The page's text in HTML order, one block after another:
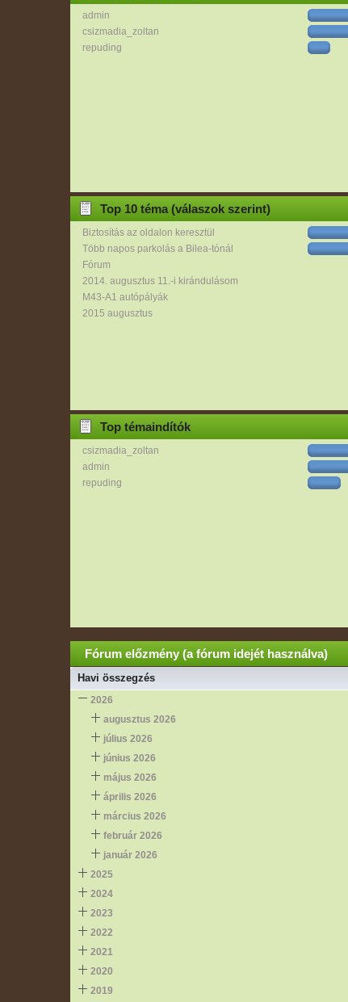
admin
csizmadia_zoltan
repuding
Top 10 téma (válaszok szerint)
Biztosítás az oldalon keresztül
Több napos parkolás a Bilea-tónál
Fórum
2014. augusztus 11.-i kirándulásom
M43-A1 autópályák
2015 augusztus
Top témaindítók
csizmadia_zoltan
admin
repuding
Fórum előzmény (a fórum idejét használva)
Havi összegzés
2026
augusztus 2026
július 2026
június 2026
május 2026
április 2026
március 2026
február 2026
január 2026
2025
2024
2023
2022
2021
2020
2019